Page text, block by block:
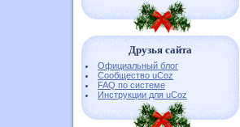
Друзья сайта
Официальный блог
Сообщество uCoz
FAQ по системе
Инструкции для uCoz